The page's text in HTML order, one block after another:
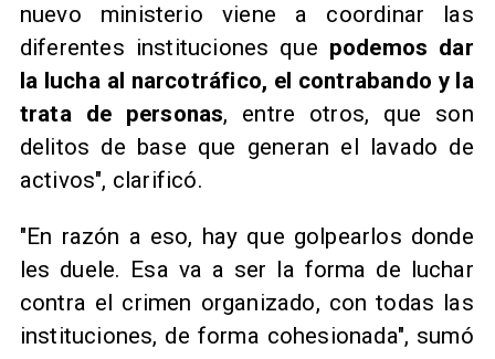
nuevo ministerio viene a coordinar las
diferentes instituciones que podemos dar
la lucha al narcotráfico, el contrabando y la
trata de personas, entre otros, que son
delitos de base que generan el lavado de
activos", clarificó.
"En razón a eso, hay que golpearlos donde
les duele. Esa va a ser la forma de luchar
contra el crimen organizado, con todas las
instituciones, de forma cohesionada", sumó